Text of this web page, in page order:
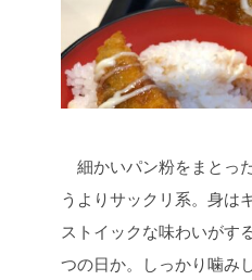
細かいパン粉をまとっ
うよりサックリ系。身は
ストイックな味わいがす
つの日か。しっかり噛み